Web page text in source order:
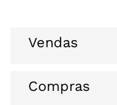
Vendas
Compras